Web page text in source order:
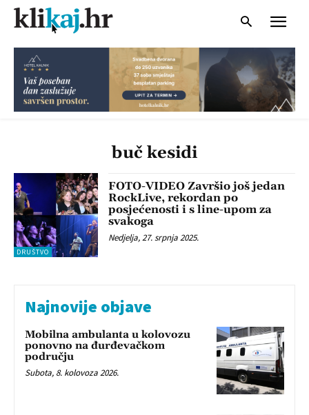
buč kesidi
DRUŠTVO
FOTO-VIDEO Završio još jedan
RockLive, rekordan po
posjećenosti i s line-upom za
svakoga
Nedjelja, 27. srpnja 2025.
Najnovije objave
Mobilna ambulanta u kolovozu
ponovno na đurđevačkom
području
Subota, 8. kolovoza 2026.